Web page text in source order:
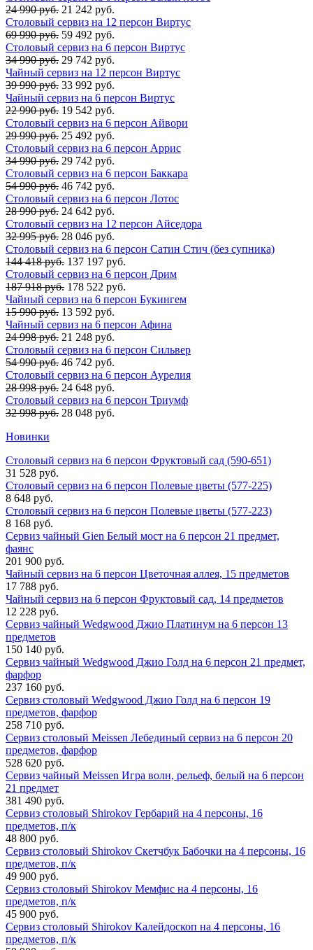
24 990 руб. 21 242 руб.
Столовый сервиз на 12 персон Виртус
69 990 руб. 59 492 руб.
Столовый сервиз на 6 персон Виртус
34 990 руб. 29 742 руб.
Чайный сервиз на 12 персон Виртус
39 990 руб. 33 992 руб.
Чайный сервиз на 6 персон Виртус
22 990 руб. 19 542 руб.
Столовый сервиз на 6 персон Айвори
29 990 руб. 25 492 руб.
Столовый сервиз на 6 персон Аррис
34 990 руб. 29 742 руб.
Столовый сервиз на 6 персон Баккара
54 990 руб. 46 742 руб.
Столовый сервиз на 6 персон Лотос
28 990 руб. 24 642 руб.
Столовый сервиз на 12 персон Айседора
32 995 руб. 28 046 руб.
Столовый сервиз на 6 персон Сатин Стич (без супника)
144 418 руб. 137 197 руб.
Столовый сервиз на 6 персон Дрим
187 918 руб. 178 522 руб.
Чайный сервиз на 6 персон Букингем
15 990 руб. 13 592 руб.
Чайный сервиз на 6 персон Афина
24 998 руб. 21 248 руб.
Столовый сервиз на 6 персон Сильвер
54 990 руб. 46 742 руб.
Столовый сервиз на 6 персон Аурелия
28 998 руб. 24 648 руб.
Столовый сервиз на 6 персон Триумф
32 998 руб. 28 048 руб.
Новинки
Столовый сервиз на 6 персон Фруктовый сад (590-651)
31 528 руб.
Столовый сервиз на 6 персон Полевые цветы (577-225)
8 648 руб.
Столовый сервиз на 6 персон Полевые цветы (577-223)
8 168 руб.
Сервиз чайный Gien Белый мост на 6 персон 21 предмет,
фаянс
201 900 руб.
Чайный сервиз на 6 персон Цветочная аллея, 15 предметов
17 788 руб.
Чайный сервиз на 6 персон Фруктовый сад, 14 предметов
12 228 руб.
Сервиз чайный Wedgwood Джио Платинум на 6 персон 13
предметов
150 140 руб.
Сервиз чайный Wedgwood Джио Голд на 6 персон 21 предмет,
фарфор
237 160 руб.
Сервиз столовый Wedgwood Джио Голд на 6 персон 19
предметов, фарфор
258 710 руб.
Сервиз столовый Meissen Лебединый сервиз на 6 персон 20
предметов, фарфор
528 620 руб.
Сервиз чайный Meissen Игра волн, рельеф, белый на 6 персон
21 предмет
381 490 руб.
Сервиз столовый Shirokov Гербарий на 4 персоны, 16
предметов, п/к
48 800 руб.
Сервиз столовый Shirokov Скетчбук Бабочки на 4 персоны, 16
предметов, п/к
49 900 руб.
Сервиз столовый Shirokov Мемфис на 4 персоны, 16
предметов, п/к
45 900 руб.
Сервиз столовый Shirokov Калейдоскоп на 4 персоны, 16
предметов, п/к